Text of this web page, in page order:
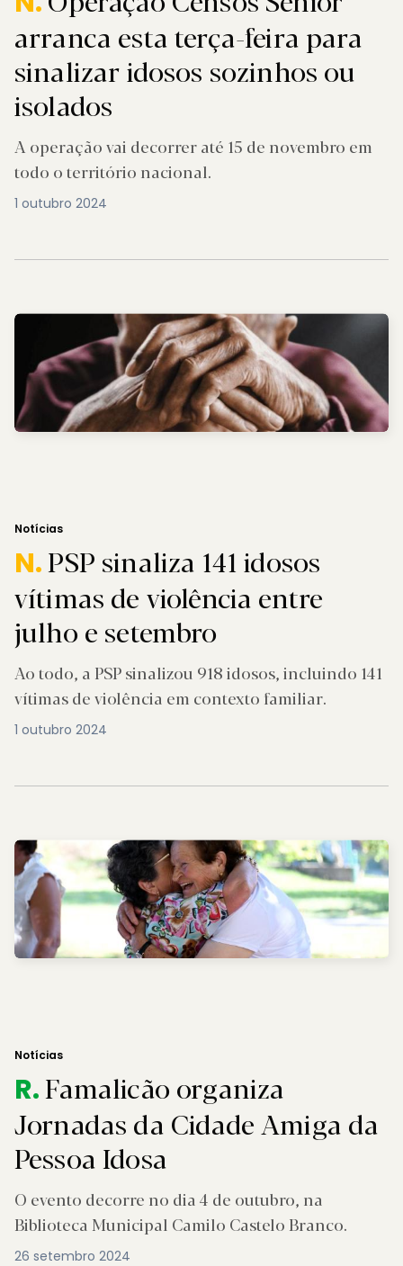
arranca esta terça-feira para
sinalizar idosos sozinhos ou
isolados
A operação vai decorrer até 15 de novembro em
todo o território nacional.
1 outubro 2024
Notícias
N.PSP sinaliza 141 idosos
vítimas de violência entre
julho e setembro
Ao todo, a PSP sinalizou 918 idosos, incluindo 141
vítimas de violência em contexto familiar.
1 outubro 2024
Notícias
R.Famalicão organiza
Jornadas da Cidade Amiga da
Pessoa Idosa
O evento decorre no dia 4 de outubro, na
Biblioteca Municipal Camilo Castelo Branco.
26 setembro 2024